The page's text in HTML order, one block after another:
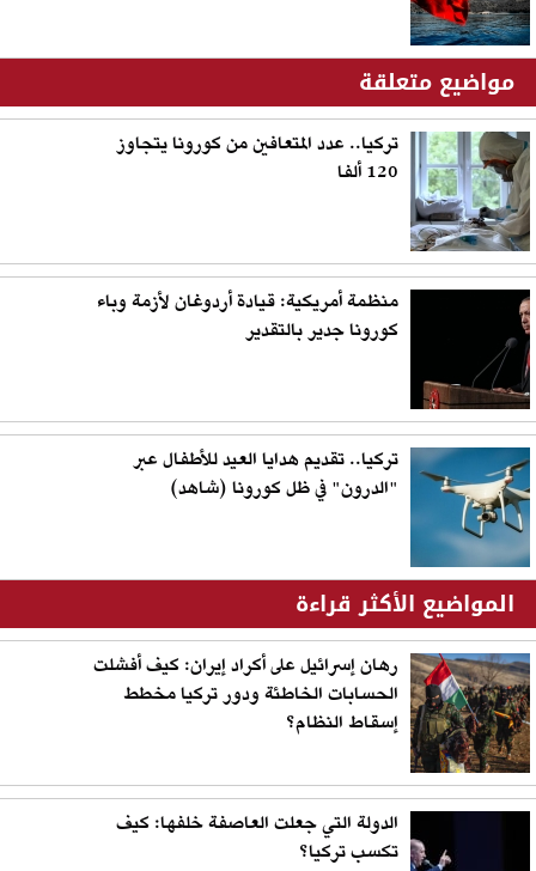
مواضيع متعلقة
تركيا.. عدد المتعافين من كورونا يتجاوز
120 ألفا
منظمة أمريكية: قيادة أردوغان لأزمة وباء
كورونا جدير بالتقدير
تركيا.. تقديم هدايا العيد للأطفال عبر
"الدرون" في ظل كورونا (شاهد)
المواضيع الأكثر قراءة
رهان إسرائيل على أكراد إيران: كيف أفشلت
الحسابات الخاطئة ودور تركيا مخطط
إسقاط النظام؟
الدولة التي جعلت العاصفة خلفها: كيف
تكسب تركيا؟